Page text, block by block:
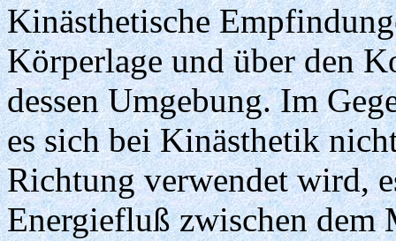
Kinästhetische
Körperlage und über den
dessen Umgebung. Im
es sich bei Kinästhetik
Richtung verwendet wird,
Energiefluß zwischen dem